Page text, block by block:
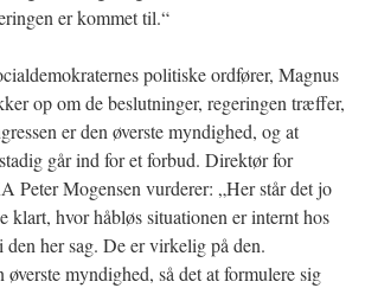
er kommet til.“
politiske ordfører, Magnus
op om de beslutninger, regeringen træffer,
er den øverste myndighed, og at
går ind for et forbud. Direktør for
Peter Mogensen vurderer: „Her står det jo
klart, hvor håbløs situationen er internt hos
den her sag. De er virkelig på den.
øverste myndighed, så det at formulere sig